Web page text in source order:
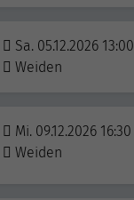
Sa. 05.12.2026 13:00
Weiden
Mi. 09.12.2026 16:30
Weiden